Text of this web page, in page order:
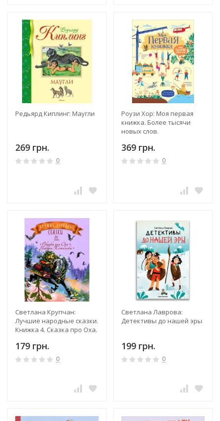
Редьярд Киплинг: Маугли
269 грн.
0
Роузи Хор: Моя первая
книжка. Более тысячи
новых слов.
369 грн.
0
Светлана Крупчан:
Лучшие народные сказки.
Книжка 4. Сказка про Оха.
179 грн.
0
Светлана Лаврова:
Детективы до нашей эры
199 грн.
0